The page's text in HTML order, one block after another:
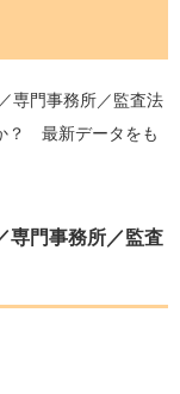
専門事務所／監査法
？ 最新データをも
専門事務所／監査